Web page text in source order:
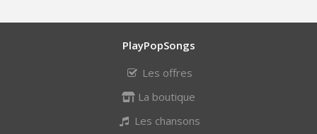
PlayPopSongs
Les offres
La boutique
Les chansons